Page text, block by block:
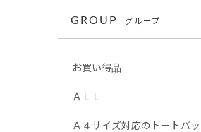
GROUP グループ
お買い得品
ＡＬＬ
Ａ４サイズ対応のトートバッ